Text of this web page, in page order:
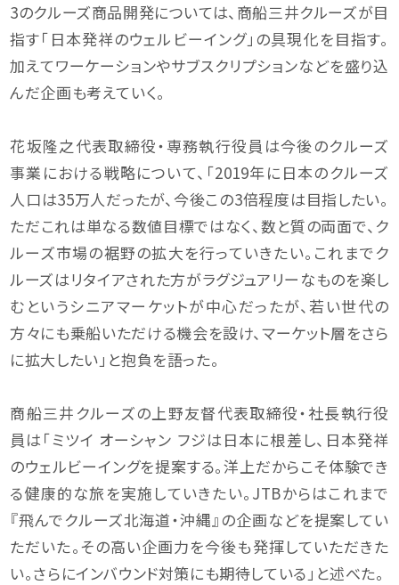
3のクルーズ商品開発については、商船三井クルーズが目
指す「日本発祥のウェルビーイング」の具現化を目指す。
加えてワーケーションやサブスクリプションなどを盛り込
んだ企画も考えていく。
花坂隆之代表取締役・専務執行役員は今後のクルーズ
事業における戦略について、「2019年に日本のクルーズ
人口は35万人だったが、今後この3倍程度は目指したい。
ただこれは単なる数値目標ではなく、数と質の両面で、ク
ルーズ市場の裾野の拡大を行っていきたい。これまでク
ルーズはリタイアされた方がラグジュアリーなものを楽し
むというシニアマーケットが中心だったが、若い世代の
方々にも乗船いただける機会を設け、マーケット層をさら
に拡大したい」と抱負を語った。
商船三井クルーズの上野友督代表取締役・社長執行役
員は「ミツイ オーシャン フジは日本に根差し、日本発祥
のウェルビーイングを提案する。洋上だからこそ体験でき
る健康的な旅を実施していきたい。JTBからはこれまで
『飛んでクルーズ北海道・沖縄』の企画などを提案してい
ただいた。その高い企画力を今後も発揮していただきた
い。さらにインバウンド対策にも期待している」と述べた。